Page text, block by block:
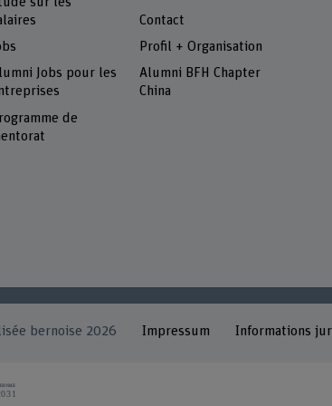
Jobs pour les
de
Contact
Profil + Organisation
Alumni BFH Chapter
China
bernoise 2026 Impressum Informations